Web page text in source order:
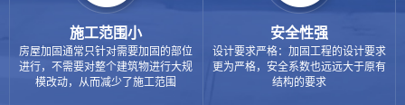
施工范围小
房屋加固通常只针对需要加固的部位
进行，不需要对整个建筑物进行大规
模改动，从而减少了施工范围
安全性强
设计要求严格：加固工程的设计要求
更为严格，安全系数也远远大于原有
结构的要求